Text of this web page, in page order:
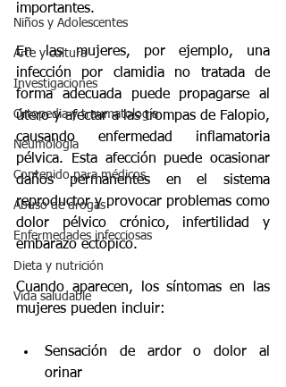
Niños y Adolescentes
Arte y cultura
Investigaciones
Ortopedia y traumatología
Neumología
Contenido para médicos
Abuso de drogas
Enfermedades infecciosas
Dieta y nutrición
Vida saludable
importantes.
En las mujeres, por ejemplo, una
infección por clamidia no tratada de
forma adecuada puede propagarse al
útero y afectar a las trompas de Falopio,
causando enfermedad inflamatoria
pélvica. Esta afección puede ocasionar
daños permanentes en el sistema
reproductor y provocar problemas como
dolor pélvico crónico, infertilidad y
embarazo ectópico.
Cuando aparecen, los síntomas en las
mujeres pueden incluir:
Sensación de ardor o dolor al
orinar